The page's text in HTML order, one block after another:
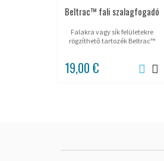
Beltrac™ fali szalagfogadó
Falakra vagy sík felületekre
rögzíthető tartozék Beltrac™
19,00 €